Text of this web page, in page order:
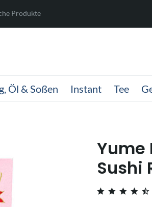
Produkte
Öl & Soßen Instant Tee
Yume
Sushi